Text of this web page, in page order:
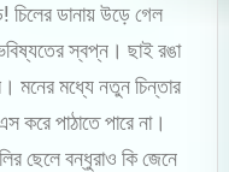
চিলের ডানায় উড়ে গেল
স্বপ্ন। ছাই রঙা
মনের মধ্যে নতুন চিন্তার
পাঠাতে পারে না।
ছেলে বন্ধুরাও কি জেনে